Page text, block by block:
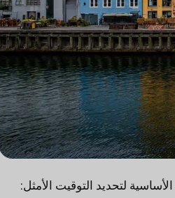
لتحديد التوقيت الأمثل: